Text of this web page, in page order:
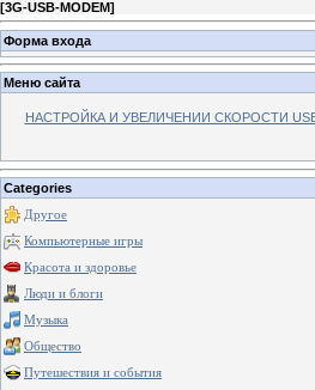
[3G-USB-MODEM]
Форма входа
Меню сайта
НАСТРОЙКА И УВЕЛИЧЕНИИ СКОРОСТИ
Categories
Другое
Компьютерные игры
Красота и здоровье
Люди и блоги
Музыка
Общество
Путешествия и события